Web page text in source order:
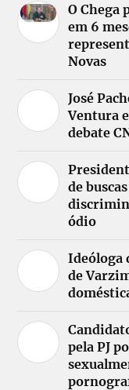
O Chega
em 6
Novas
José
Ventura
debate
de
ódio
Ideóloga
de
pela PJ